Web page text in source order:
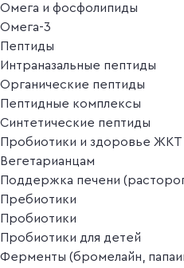
Омега и фосфолипиды
Омега-3
Пептиды
Интраназальные пептиды
Органические пептиды
Пептидные комплексы
Синтетические пептиды
Пробиотики и здоровье ЖКТ
Вегетарианцам
Поддержка печени
Пребиотики
Пробиотики
Пробиотики для детей
Ферменты (бромелайн,